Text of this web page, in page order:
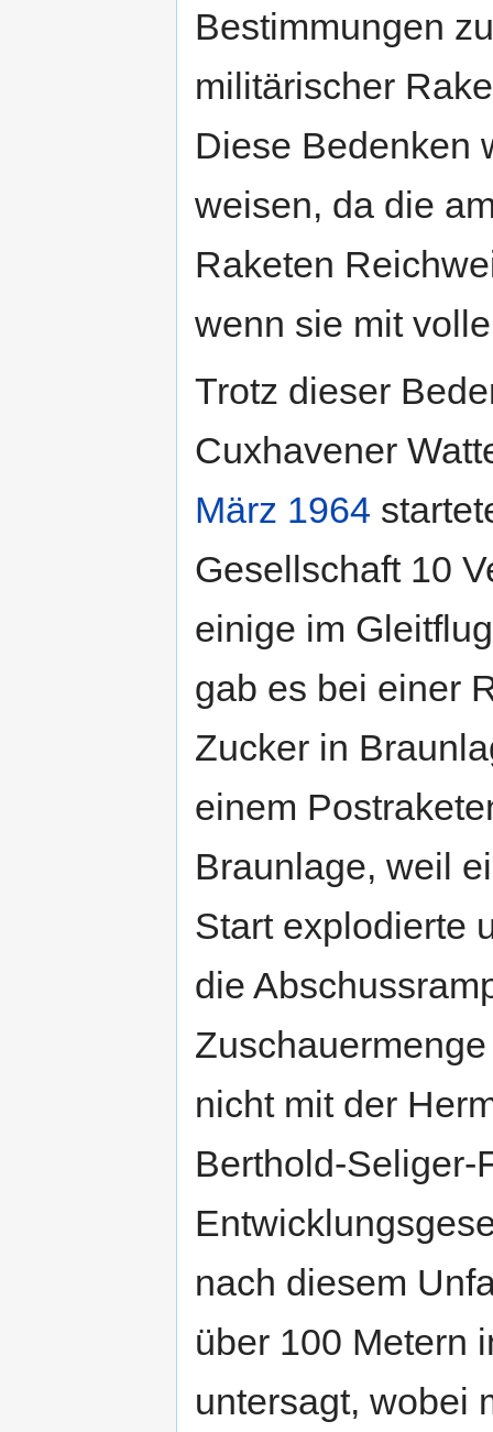
Bestimmungen
militärischer
Diese Bedenken
weisen, da die
Raketen
wenn sie mit
Trotz dieser
Cuxhavener
März 1964
Gesellschaft 10
einige im
gab es bei einer
Zucker in
einem
Braunlage, weil
Start explodierte
die
nicht mit der
Berthold-Seliger-
nach diesem
über 100 Metern
untersagt, wobei